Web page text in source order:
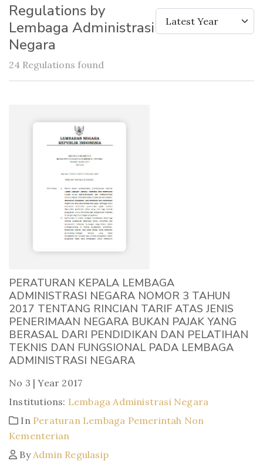
Regulations by
Lembaga Administrasi
Negara
24 Regulations found
Latest Year
PERATURAN KEPALA LEMBAGA
ADMINISTRASI NEGARA NOMOR 3 TAHUN
2017 TENTANG RINCIAN TARIF ATAS JENIS
PENERIMAAN NEGARA BUKAN PAJAK YANG
BERASAL DARI PENDIDIKAN DAN PELATIHAN
TEKNIS DAN FUNGSIONAL PADA LEMBAGA
ADMINISTRASI NEGARA
No 3 | Year 2017
Institutions: Lembaga Administrasi Negara
In Peraturan Lembaga Pemerintah Non
Kementerian
By Admin Regulasip